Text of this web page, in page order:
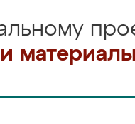
материалы